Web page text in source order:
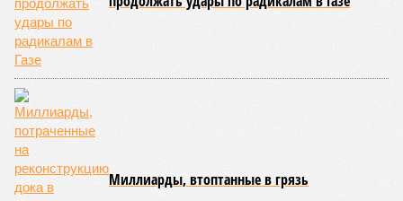
дольщиков (3908 квартир в пяти корпусах) – по факту
остаётся стройплощадкой без стройки. Возникает вопрос:
распространяется ли договорённость 2024 года на
«Станцию Л» в полном объёме или приоритет отдан
объектам мешей сложности и меньшего масштаба?
Источник: https://avaho.ru/novostroyka/moskva/uvao/lyublino/svetlyy-mir-
Если да, то на каком основании декларируются конкретные
даты сдачи жилого комплекса (декабрь 2026 – март 2028),